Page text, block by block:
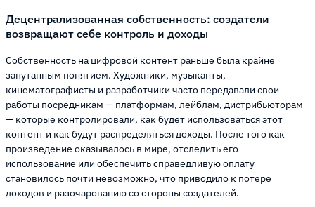
Децентрализованная собственность: создатели
возвращают себе контроль и доходы
Собственность на цифровой контент раньше была крайне
запутанным понятием. Художники, музыканты,
кинематографисты и разработчики часто передавали свои
работы посредникам — платформам, лейблам, дистрибьюторам
— которые контролировали, как будет использоваться этот
контент и как будут распределяться доходы. После того как
произведение оказывалось в мире, отследить его
использование или обеспечить справедливую оплату
становилось почти невозможно, что приводило к потере
доходов и разочарованию со стороны создателей.